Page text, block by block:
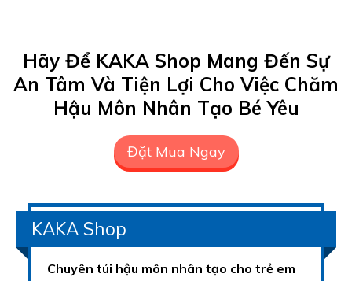
Hãy Để KAKA Shop Mang Đến Sự
An Tâm Và Tiện Lợi Cho Việc Chăm
Hậu Môn Nhân Tạo Bé Yêu
Đặt Mua Ngay
KAKA Shop
Chuyên túi hậu môn nhân tạo cho trẻ em